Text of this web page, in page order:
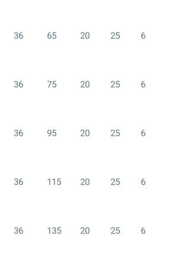
36 65 20 25 6
36 75 20 25 6
36 95 20 25 6
36 115 20 25 6
36 135 20 25 6